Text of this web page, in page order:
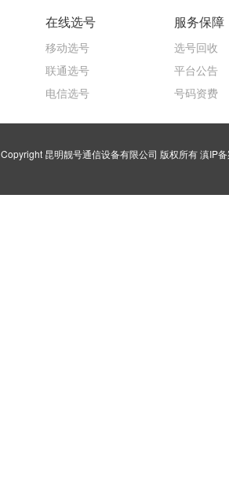
在线选号
移动选号
联通选号
电信选号
服务保障
选号回收
平台公告
号码资费
Copyright 昆明靓号通信设备有限公司 版权所有滇IP